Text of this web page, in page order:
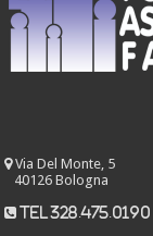
Via Del Monte, 5
40126 Bologna
tel 328.475.0190